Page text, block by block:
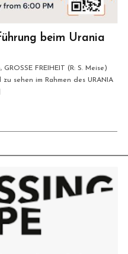
beim Urania
FREIHEIT (R: S. Meise)
sehen im Rahmen des URANIA